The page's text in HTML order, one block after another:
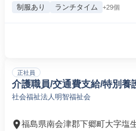
制服あり ランチタイム +29個
正社員
介護職員/交通費支給/特別養
社会福祉法人明智福祉会
福島県南会津郡下郷町大字塩